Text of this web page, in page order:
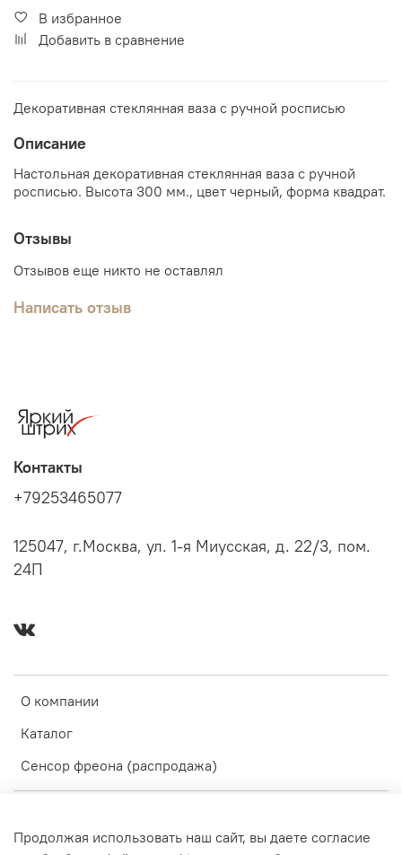
В избранное
Добавить в сравнение
Декоративная стеклянная ваза с ручной росписью
Описание
Настольная декоративная стеклянная ваза с ручной
росписью. Высота 300 мм., цвет черный, форма квадрат.
Отзывы
Отзывов еще никто не оставлял
Написать отзыв
О компании
Каталог
Сенсор фреона (распродажа)
Пользовательское соглашение
Контакты
+79253465077
125047, г.Москва, ул. 1-я Миусская, д. 22/3, пом.
24П
Продолжая использовать наш сайт, вы даете согласие